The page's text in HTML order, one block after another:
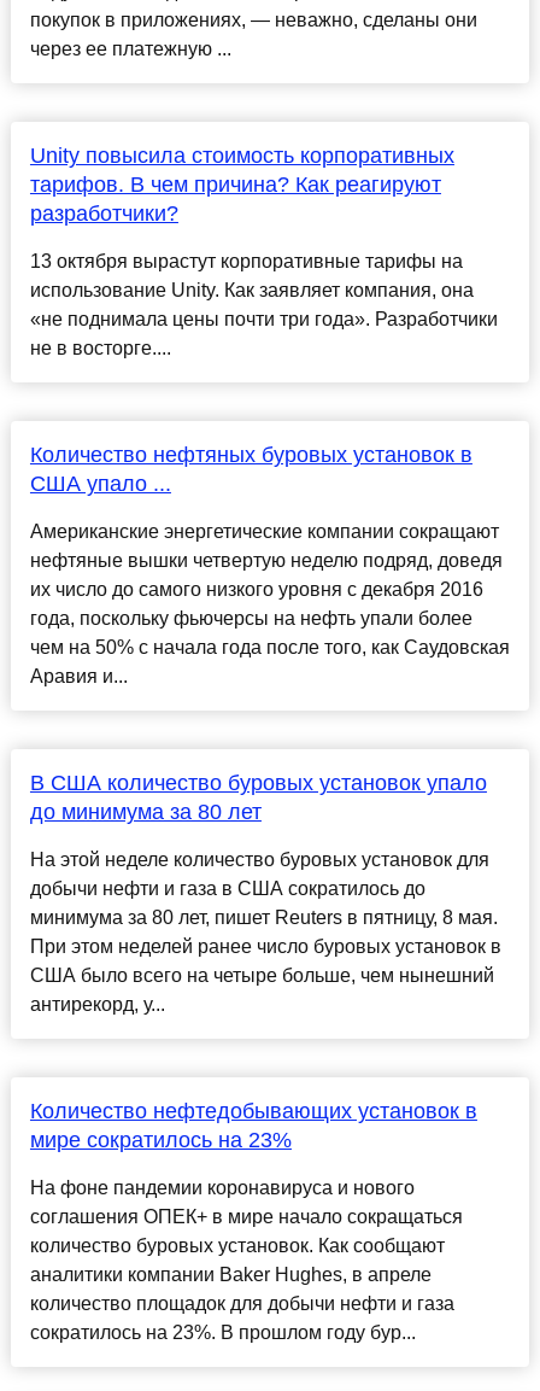
покупок в приложениях, — неважно, сделаны они
через ее платежную ...
Unity повысила стоимость корпоративных
тарифов. В чем причина? Как реагируют
разработчики?
13 октября вырастут корпоративные тарифы на
использование Unity. Как заявляет компания, она
«не поднимала цены почти три года». Разработчики
не в восторге....
Количество нефтяных буровых установок в
США упало ...
Американские энергетические компании сокращают
нефтяные вышки четвертую неделю подряд, доведя
их число до самого низкого уровня с декабря 2016
года, поскольку фьючерсы на нефть упали более
чем на 50% с начала года после того, как Саудовская
Аравия и...
В США количество буровых установок упало
до минимума за 80 лет
На этой неделе количество буровых установок для
добычи нефти и газа в США сократилось до
минимума за 80 лет, пишет Reuters в пятницу, 8 мая.
При этом неделей ранее число буровых установок в
США было всего на четыре больше, чем нынешний
антирекорд, у...
Количество нефтедобывающих установок в
мире сократилось на 23%
На фоне пандемии коронавируса и нового
соглашения ОПЕК+ в мире начало сокращаться
количество буровых установок. Как сообщают
аналитики компании Baker Hughes, в апреле
количество площадок для добычи нефти и газа
сократилось на 23%. В прошлом году бур...